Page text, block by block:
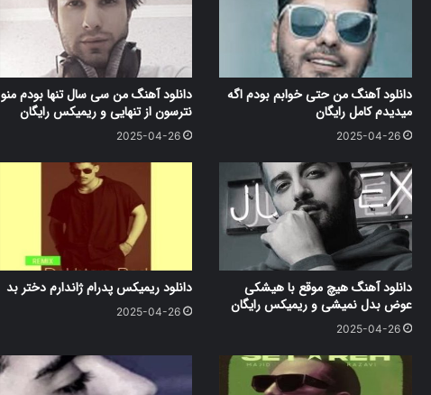
دانلود آهنگ من حتی خوابم بودم اگه
میدیدم کامل رایگان
2025-04-26
دانلود آهنگ من سی سال تنها بودم منو
نترسون از تنهایی و ریمیکس رایگان
2025-04-26
دانلود آهنگ هیچ موقع با هیشکی
عوض بدل نمیشی و ریمیکس رایگان
2025-04-26
دانلود ریمیکس پدرام ژاندارم دختر بد
2025-04-26